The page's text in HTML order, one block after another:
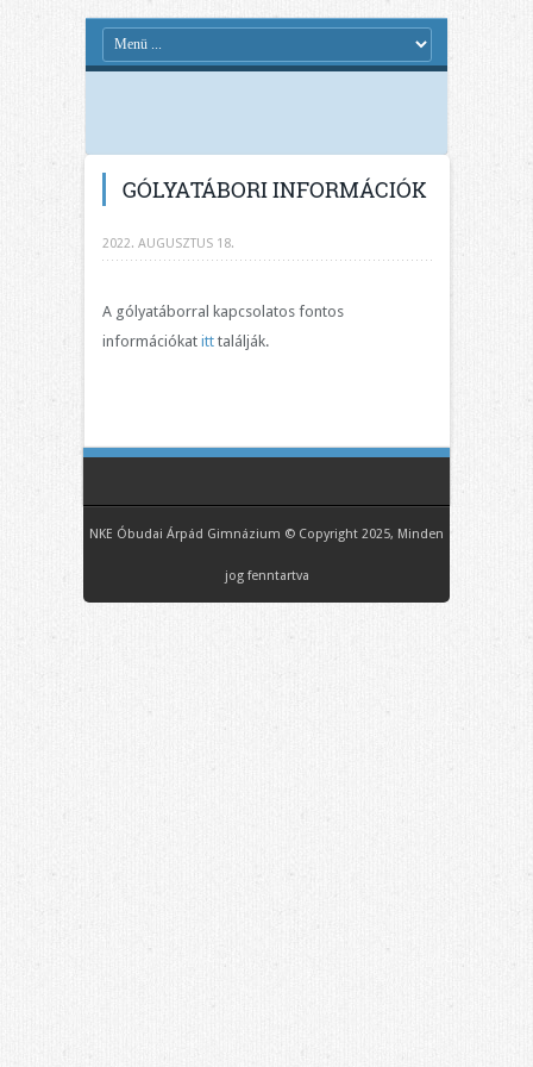
GÓLYATÁBORI INFORMÁCIÓK
2022. AUGUSZTUS 18.
A gólyatáborral kapcsolatos fontos
információkat itttalálják.
NKE Óbudai Árpád Gimnázium © Copyright 2025, Minden
jog fenntartva